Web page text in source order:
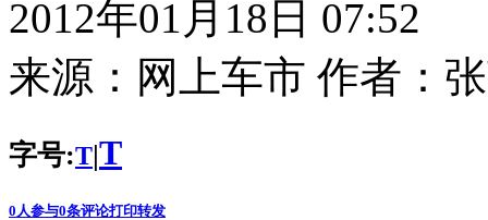
2012年01月18日 07:52
来源： 网上车市 作者：
字号:T|T
0 人参与0条评论打印转发